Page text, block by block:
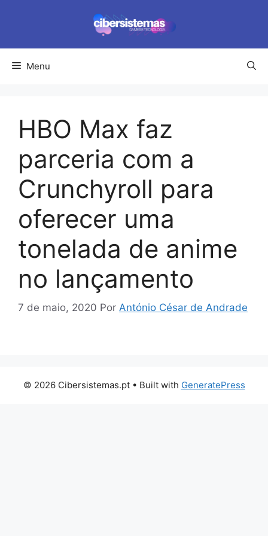
conteúdo
Menu
HBO Max faz
parceria com a
Crunchyroll para
oferecer uma
tonelada de anime
no lançamento
7 de maio, 2020 Por António César de Andrade
© 2026 Cibersistemas.pt• Built with GeneratePress